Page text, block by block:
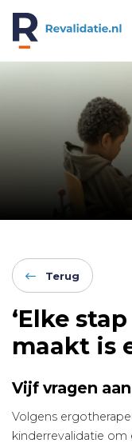
Terug
‘Elke
maakt is
Vijf vragen
Volgens
kinderrevalidatie om